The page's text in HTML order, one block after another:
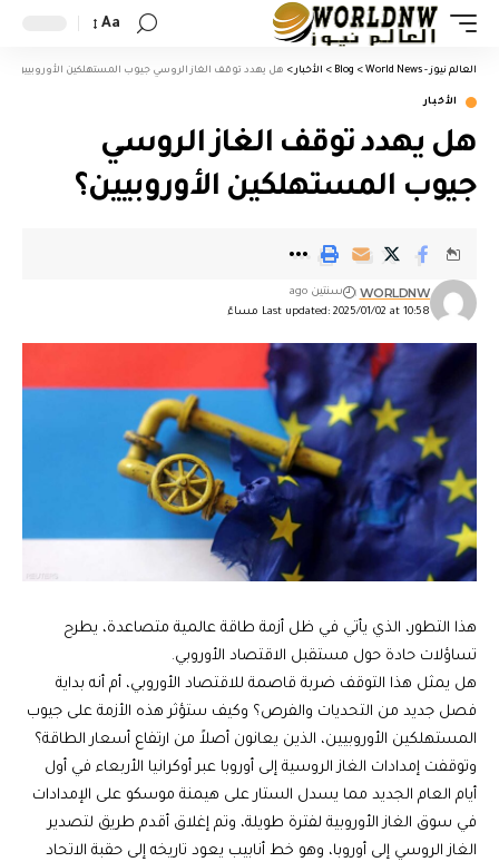
Aa
العالم نيوز - World News >
Blog
> الأخبار > هل يهدد توقف الغاز الروسي جيوب المستهلكين الأوروبيين؟
الأخبار
هل يهدد توقف الغاز الروسي
جيوب المستهلكين الأوروبيين؟
Last updated: 2025/01/02 at 10:58 مساءً
WORLDNW سنتين ago
هذا التطور، الذي يأتي في ظل أزمة طاقة عالمية متصاعدة، يطرح
تساؤلات حادة حول مستقبل الاقتصاد الأوروبي.
هل يمثل هذا التوقف ضربة قاصمة للاقتصاد الأوروبي، أم أنه بداية
فصل جديد من التحديات والفرص؟ وكيف ستؤثر هذه الأزمة على جيوب
المستهلكين الأوروبيين، الذين يعانون أصلاً من ارتفاع أسعار الطاقة؟
وتوقفت إمدادات الغاز الروسية إلى أوروبا عبر أوكرانيا الأربعاء في أول
أيام العام الجديد مما يسدل الستار على هيمنة موسكو على الإمدادات
في سوق الغاز الأوروبية لفترة طويلة، وتم إغلاق أقدم طريق لتصدير
الغاز الروسي إلى أوروبا، وهو خط أنابيب يعود تاريخه إلى حقبة الاتحاد